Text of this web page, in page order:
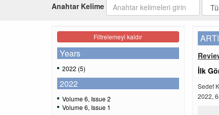
Anahtar Kelime
Filtrelemeyi kaldır
Years
2022 (5)
2022
Volume 6, Issue 2
Volume 6, Issue 1
İlk
Sedef
2022,